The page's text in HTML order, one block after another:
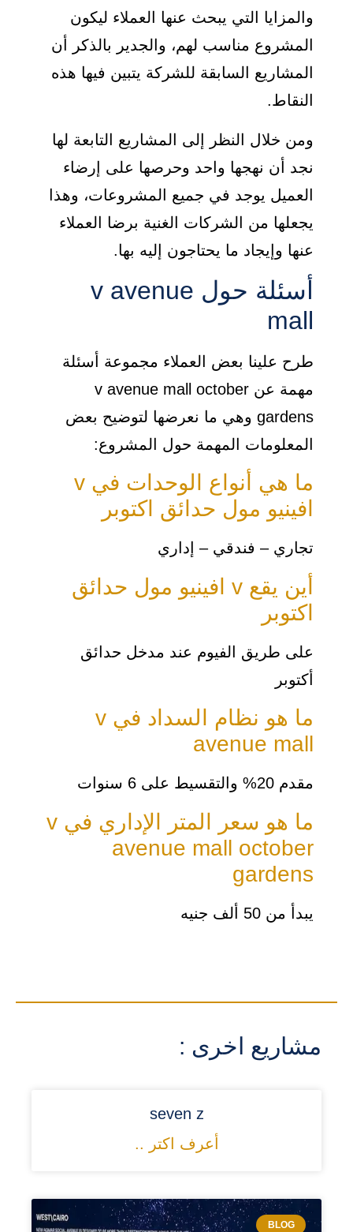
والمزايا التي يبحث عنها العملاء ليكون
المشروع مناسب لهم، والجدير بالذكر أن
المشاريع السابقة للشركة يتبين فيها هذه
النقاط.
ومن خلال النظر إلى المشاريع التابعة لها
نجد أن نهجها واحد وحرصها على إرضاء
العميل يوجد في جميع المشروعات، وهذا
يجعلها من الشركات الغنية برضا العملاء
عنها وإيجاد ما يحتاجون إليه بها.
أسئلة حول v avenue
mall
طرح علينا بعض العملاء مجموعة أسئلة
مهمة عن v avenue mall october
gardens وهي ما نعرضها لتوضيح بعض
المعلومات المهمة حول المشروع:
ما هي أنواع الوحدات في v
افينيو مول حدائق اكتوبر
تجاري – فندقي – إداري
أين يقع v افينيو مول حدائق
اكتوبر
على طريق الفيوم عند مدخل حدائق
أكتوبر
ما هو نظام السداد في v
avenue mall
مقدم 20% والتقسيط على 6 سنوات
ما هو سعر المتر الإداري في v
avenue mall october
gardens
يبدأ من 50 ألف جنيه
مشاريع اخرى :
seven z
أعرف اكتر ..
BLOG